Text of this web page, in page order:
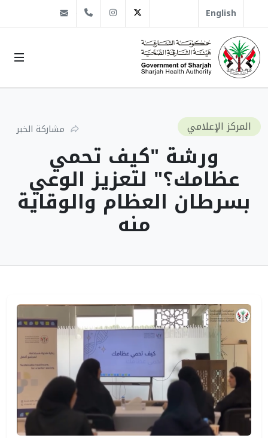
English
Twitter
Instagram
1666 509 6 971+
المركز الإعلامي مشاركة الخبر
ورشة "كيف تحمي
عظامك؟" لتعزيز الوعي
بسرطان العظام والوقاية
منه